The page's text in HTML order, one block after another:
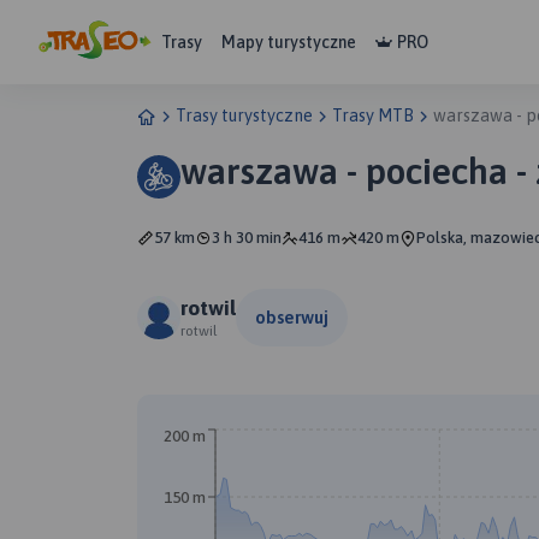
Trasy Mapy turystyczne PRO
Trasy turystyczne Trasy MTB warszawa -
warszawa - pociecha
57 km 3 h 30 min 416 m 420 m Polska,
rotwil
rotwil
obserwuj
150 m
200 m